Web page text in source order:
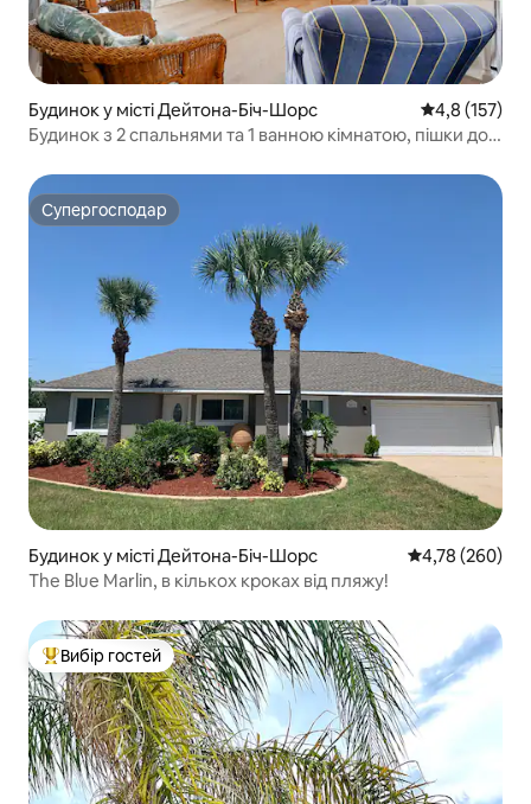
Будинок у місті Дейтона-Біч-Шорс Середня
4,8 (157)
Будинок з 2 спальнями та 1 ванною кімнатою, пішки до
Супергосподар
Супергосподар
Будинок у місті Дейтона-Біч-Шорс Середня
4,78 (260)
The Blue Marlin, в кількох кроках від пляжу!
Топ вибір гостей
Вибір гостей